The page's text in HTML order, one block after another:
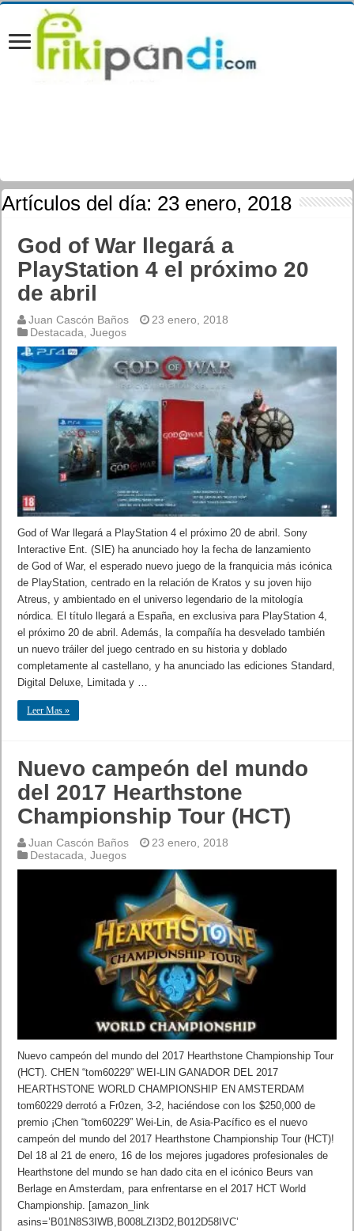
Artículos del día: 23 enero, 2018
God of War llegará a
PlayStation 4 el próximo 20
de abril
Juan Cascón Baños
23 enero, 2018
Destacada ,Juegos
God of War llegará a PlayStation 4 el próximo 20 de abril. Sony
Interactive Ent. (SIE) ha anunciado hoy la fecha de lanzamiento
de God of War, el esperado nuevo juego de la franquicia más icónica
de PlayStation, centrado en la relación de Kratos y su joven hijo
Atreus, y ambientado en el universo legendario de la mitología
nórdica. El título llegará a España, en exclusiva para PlayStation 4,
el próximo 20 de abril. Además, la compañía ha desvelado también
un nuevo tráiler del juego centrado en su historia y doblado
completamente al castellano, y ha anunciado las ediciones Standard,
Digital Deluxe, Limitada y …
Leer Mas »
Nuevo campeón del mundo
del 2017 Hearthstone
Championship Tour (HCT)
Juan Cascón Baños
23 enero, 2018
Destacada ,Juegos
Nuevo campeón del mundo del 2017 Hearthstone Championship Tour
(HCT). CHEN “tom60229” WEI-LIN GANADOR DEL 2017
HEARTHSTONE WORLD CHAMPIONSHIP EN AMSTERDAM
tom60229 derrotó a Fr0zen, 3-2, haciéndose con los $250,000 de
premio ¡Chen “tom60229” Wei-Lin, de Asia-Pacífico es el nuevo
campeón del mundo del 2017 Hearthstone Championship Tour (HCT)!
Del 18 al 21 de enero, 16 de los mejores jugadores profesionales de
Hearthstone del mundo se han dado cita en el icónico Beurs van
Berlage en Amsterdam, para enfrentarse en el 2017 HCT World
Championship. [amazon_link
asins=’B01N8S3IWB,B008LZI3D2,B012D58IVC’